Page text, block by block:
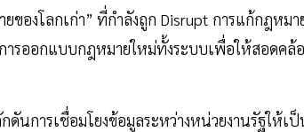
องโลกเก่า” ที่กำลังถูก Disrupt การแก้กฎหมา
ารออกแบบกฎหมายใหม่ทั้งระบบเพื่อให้สอดคล้
ดันการเชื่อมโยงข้อมูลระหว่างหน่วยงานรัฐให้เ